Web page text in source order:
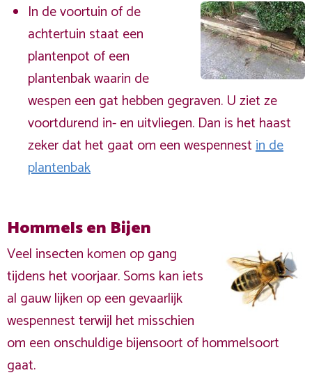
In de voortuin of de
achtertuin staat een
plantenpot of een
plantenbak waarin de
wespen een gat hebben gegraven. U ziet ze
voortdurend in- en uitvliegen. Dan is het haast
zeker dat het gaat om een wespennestin de
plantenbak
Hommels en Bijen
Veel insecten komen op gang
tijdens het voorjaar. Soms kan iets
al gauw lijken op een gevaarlijk
wespennest terwijl het misschien
om een onschuldige bijensoort of hommelsoort
gaat.